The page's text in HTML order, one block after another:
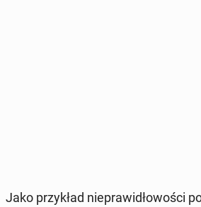
Jako przy­kład nie­pra­wi­dło­wo­ści